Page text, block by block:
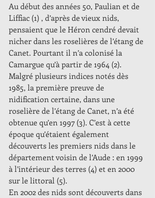
Au début des années 50, Paulian et de
Liffiac (1) , d’après de vieux nids,
pensaient que le Héron cendré devait
nicher dans les roselières de l’étang de
Canet. Pourtant il n’a colonisé la
Camargue qu’à partir de 1964 (2).
Malgré plusieurs indices notés dès
1985, la première preuve de
nidification certaine, dans une
roselière de l’étang de Canet, n’a été
obtenue qu’en 1997 (3). C’est à cette
époque qu’étaient également
découverts les premiers nids dans le
département voisin de l’Aude : en 1999
à l’intérieur des terres (4) et en 2000
sur le littoral (5).
En 2002 des nids sont découverts dans